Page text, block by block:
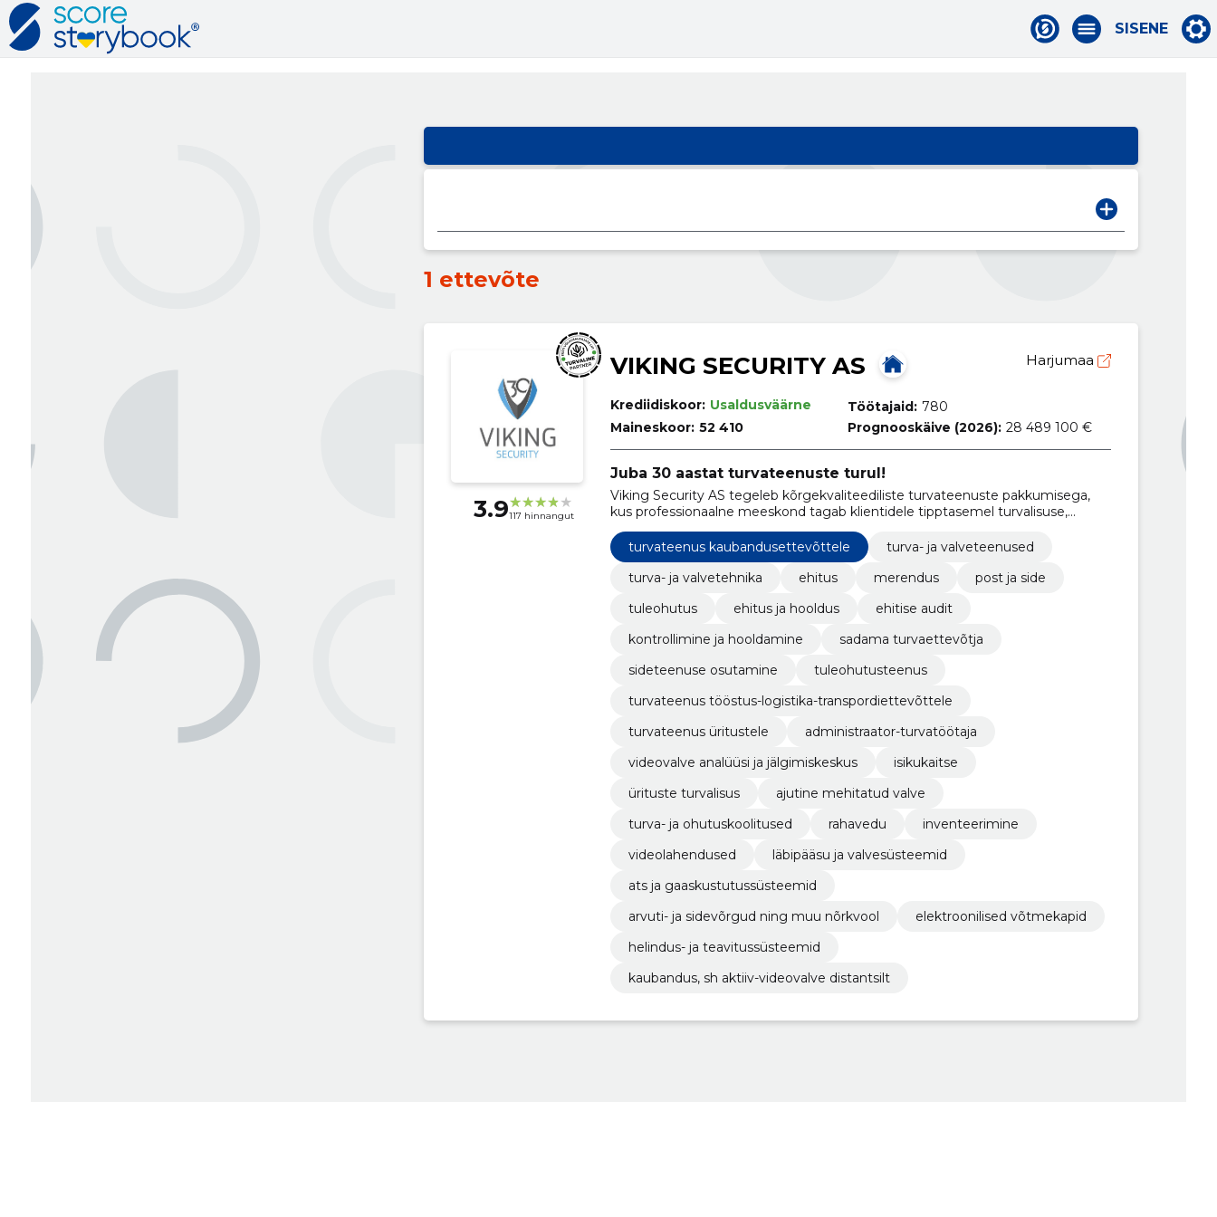
SISENE
1 ettevõte
3.9117 hinnangut
VIKING SECURITY AS Harjumaa
Krediidiskoor: Usaldusväärne
Maineskoor: 52 410
Töötajaid: 780
Prognooskäive (2026): 28 489 100 €
Juba 30 aastat turvateenuste turul!
Viking Security AS tegeleb kõrgekvaliteediliste turvateenuste pakkumisega,
kus professionaalne meeskond tagab klientidele tipptasemel turvalisuse,
toetudes pidevale töötajate arengule ja koolitamisele.
turvateenus kaubandusettevõttele
turva- ja valveteenused
turva- ja valvetehnika
ehitus merendus
post ja side
tuleohutus
ehitus ja hooldus
ehitise audit
kontrollimine ja hooldamine
sadama turvaettevõtja
sideteenuse osutamine
tuleohutusteenus
turvateenus tööstus-logistika-transpordiettevõttele
turvateenus üritustele
administraator-turvatöötaja
videovalve analüüsi ja jälgimiskeskus
isikukaitse
ürituste turvalisus
ajutine mehitatud valve
turva- ja ohutuskoolitused
rahavedu
inventeerimine
videolahendused
läbipääsu ja valvesüsteemid
ats ja gaaskustutussüsteemid
arvuti- ja sidevõrgud ning muu nõrkvool
elektroonilised võtmekapid
helindus- ja teavitussüsteemid
kaubandus, sh aktiiv-videovalve distantsilt